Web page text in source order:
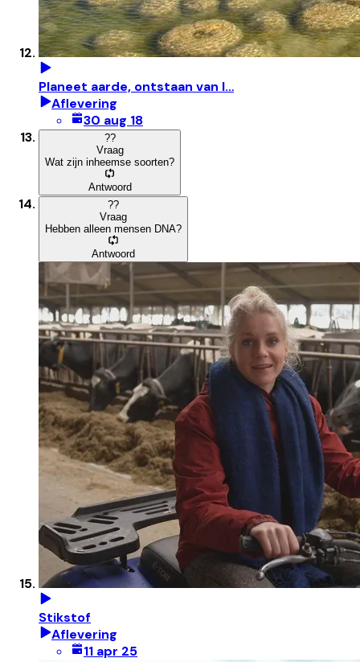
Planeet aarde, ontstaan van l…
Aflevering
30 aug 18
??
Vraag
Wat zijn inheemse soorten?
Antwoord
??
Vraag
Hebben alleen mensen DNA?
Antwoord
Stikstof
Aflevering
11 apr 25